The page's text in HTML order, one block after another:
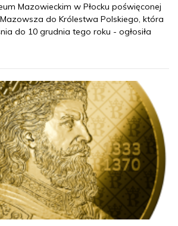
Mazowieckim w Płocku poświęconej
do Królestwa Polskiego, która
do 10 grudnia tego roku - ogłosiła